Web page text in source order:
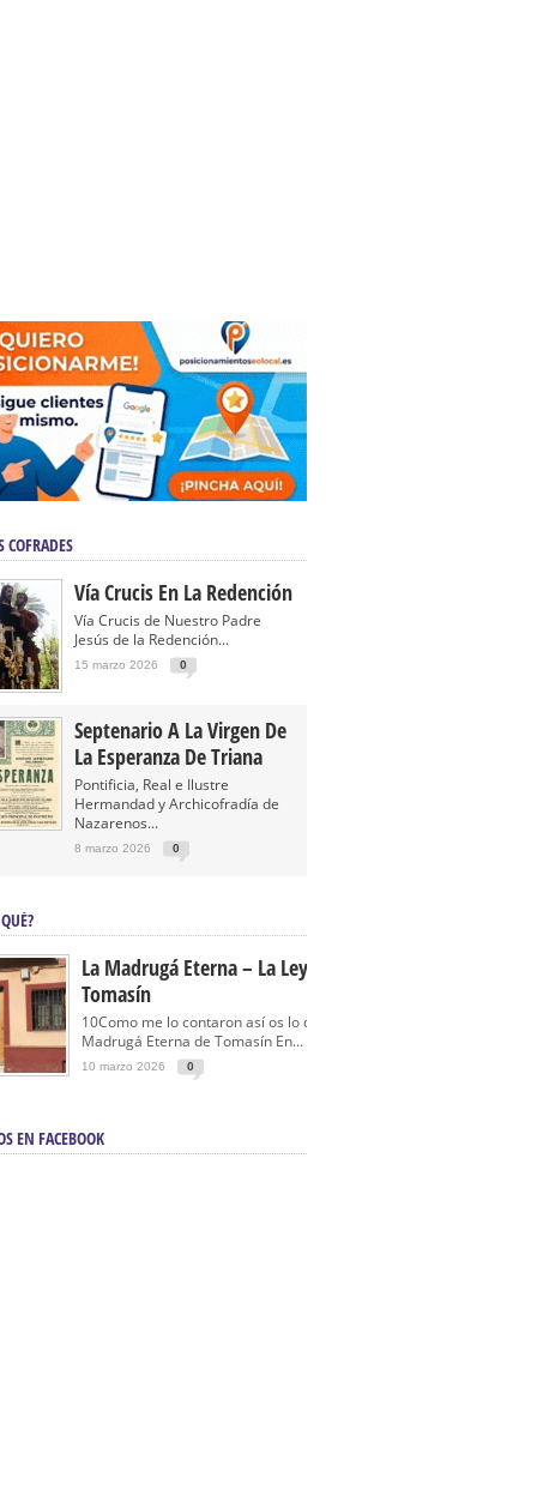
COFRADES
Vía Crucis En La Redención
Vía Crucis de Nuestro Padre
Jesús de la Redención...
15 marzo 2026 0
Septenario A La Virgen De
La Esperanza De Triana
Pontificia, Real e Ilustre
Hermandad y Archicofradía de
Nazarenos...
8 marzo 2026 0
La Madrugá Eterna – La Leyenda De
Tomasín
10Como me lo contaron así os lo cuento… La
Madrugá Eterna de Tomasín En...
10 marzo 2026 0
EN FACEBOOK